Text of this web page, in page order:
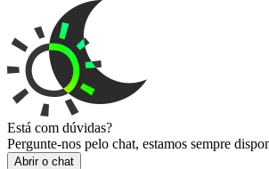
Está com dúvidas?
Pergunte-nos pelo chat, estamos sempre
Abrir o chat